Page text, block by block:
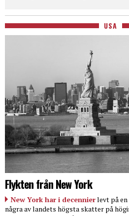
USA
Flykten från New York
New York har i decennierlevt på
några av landets högsta skatter på